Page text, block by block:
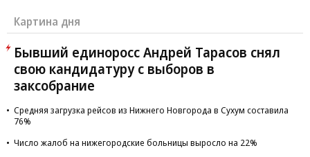
Картина дня
Бывший единоросс Андрей Тарасов снял
свою кандидатуру с выборов в
заксобрание
Средняя загрузка рейсов из Нижнего Новгорода в Сухум составила
76%
Число жалоб на нижегородские больницы выросло на 22%